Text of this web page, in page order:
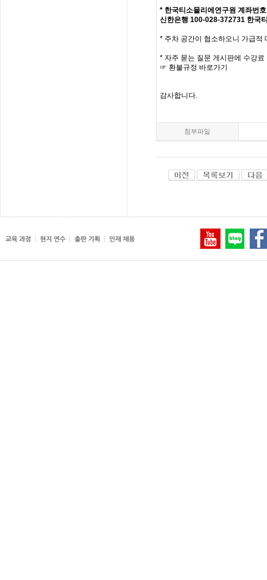
* 한국티소믈리에연구원 계좌번호
신한은행 100-028-372731 한국
* 주차 공간이 협소하오니 가급적
* 자주 묻는 질문 게시판에 수강료
☞ 환불규정 바로가기
감사합니다.
첨부파일